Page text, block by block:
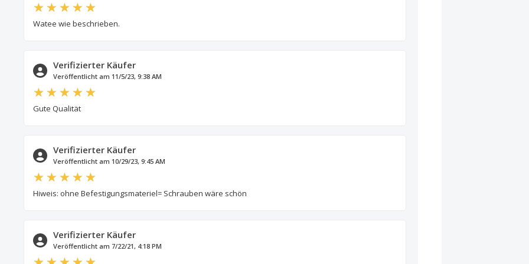
Watee wie beschrieben.
Verifizierter Käufer
Veröffentlicht am 11/5/23, 9:38 AM
Gute Qualität
Verifizierter Käufer
Veröffentlicht am 10/29/23, 9:45 AM
Hiweis: ohne Befestigungsmateriel= Schrauben wäre schön
Verifizierter Käufer
Veröffentlicht am 7/22/21, 4:18 PM